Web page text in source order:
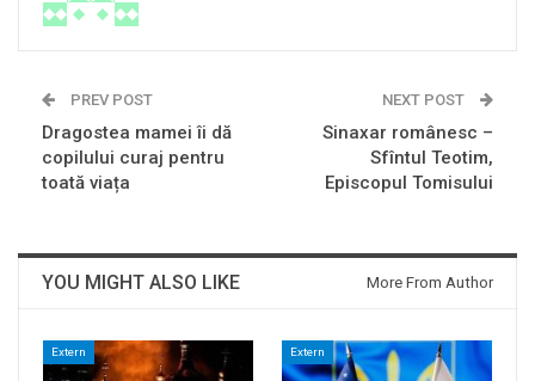
PREV POST
Dragostea mamei îi dă
copilului curaj pentru
toată viața
NEXT POST
Sinaxar românesc –
Sfîntul Teotim,
Episcopul Tomisului
YOU MIGHT ALSO LIKE More From Author
Extern Extern